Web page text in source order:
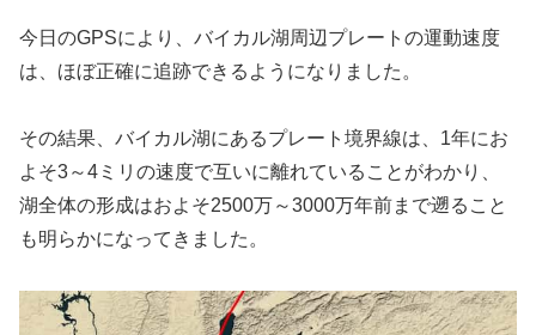
今日のGPSにより、バイカル湖周辺プレートの運動速度
は、ほぼ正確に追跡できるようになりました。
その結果、バイカル湖にあるプレート境界線は、1年にお
よそ3～4ミリの速度で互いに離れていることがわかり、
湖全体の形成はおよそ2500万～3000万年前まで遡ること
も明らかになってきました。